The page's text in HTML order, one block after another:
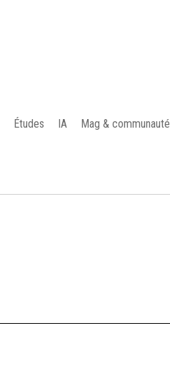
Études IA Mag & communauté